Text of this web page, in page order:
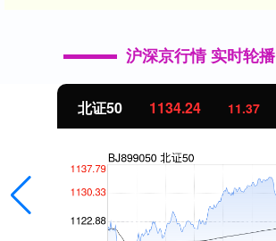
沪深京行情 实时轮播
北证50 1134.24 11.37